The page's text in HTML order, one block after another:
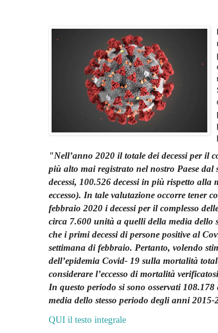
"Nell’anno 2020 il totale dei decessi per il
più alto mai registrato nelnostro Paese
decessi, 100.526 decessi in più rispetto
eccesso). In tale valutazione occorre tener
febbraio 2020 i decessi per il complesso
circa 7.600 unità a quelli della media dello
che i primi decessi di persone positive al
settimana di febbraio. Pertanto, volendo
dell’epidemia Covid- 19 sulla mortalità
considerare l’eccesso di mortalità
In questo periodo si sono osservati
media dello stesso periodo degli anni
QUI il testo integrale